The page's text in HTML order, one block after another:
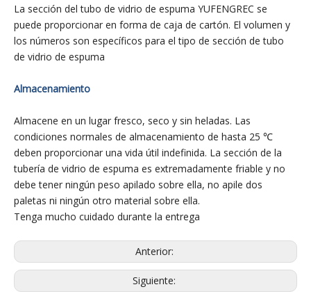
La sección del tubo de vidrio de espuma YUFENGREC se
puede proporcionar en forma de caja de cartón. El volumen y
los números son específicos para el tipo de sección de tubo
de vidrio de espuma
Almacenamiento
Almacene en un lugar fresco, seco y sin heladas. Las
condiciones normales de almacenamiento de hasta 25 ℃
deben proporcionar una vida útil indefinida. La sección de la
tubería de vidrio de espuma es extremadamente friable y no
debe tener ningún peso apilado sobre ella, no apile dos
paletas ni ningún otro material sobre ella.
Tenga mucho cuidado durante la entrega
Anterior:
Siguiente: